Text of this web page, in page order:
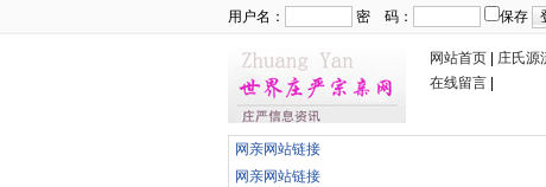
用户名： 密 码： 保存
网站首页 庄氏源
在线留言
网亲网站链接
网亲网站链接